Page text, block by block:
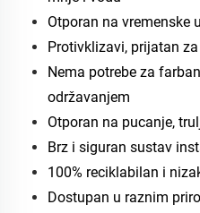
Otporan na vremenske
Protivklizavi, prijatan
Nema potrebe za
održavanjem
Otporan na pucanje,
Brz i siguran sustav
100% reciklabilan i
Dostupan u raznim